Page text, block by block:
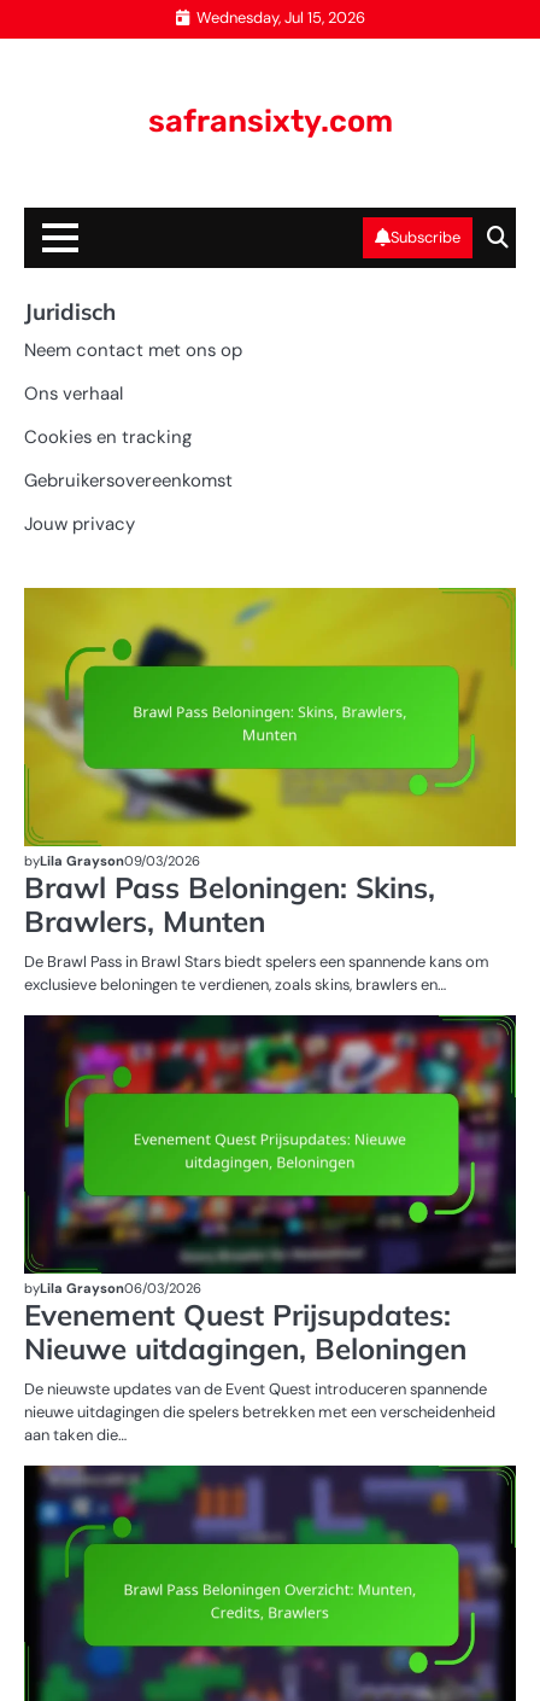
to
Wednesday, Jul 15, 2026
safransixty.com
Subscribe
Juridisch
Neem contact met ons op
Ons verhaal
Cookies en tracking
Gebruikersovereenkomst
Jouw privacy
byLila Grayson09/03/2026
Brawl Pass Beloningen: Skins,
Brawlers, Munten
De Brawl Pass in Brawl Stars biedt spelers een spannende kans om
exclusieve beloningen te verdienen, zoals skins, brawlers en…
byLila Grayson06/03/2026
Evenement Quest Prijsupdates:
Nieuwe uitdagingen, Beloningen
De nieuwste updates van de Event Quest introduceren spannende
nieuwe uitdagingen die spelers betrekken met een verscheidenheid
aan taken die…